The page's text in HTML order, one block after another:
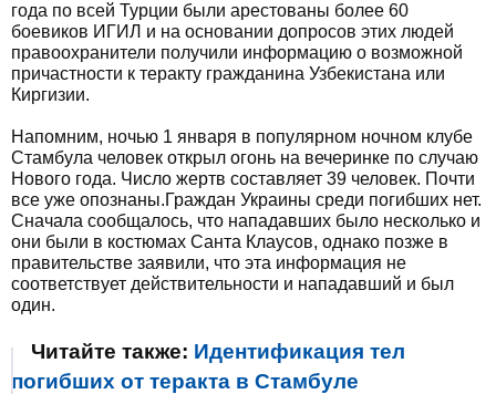
года по всей Турции были арестованы более 60
боевиков ИГИЛ и на основании допросов этих людей
правоохранители получили информацию о возможной
причастности к теракту гражданина Узбекистана или
Киргизии.
Напомним, ночью 1 января в популярном ночном клубе
Стамбула человек открыл огонь на вечеринке по случаю
Нового года. Число жертв составляет 39 человек. Почти
все уже опознаны.Граждан Украины среди погибших нет.
Сначала сообщалось, что нападавших было несколько и
они были в костюмах Санта Клаусов, однако позже в
правительстве заявили, что эта информация не
соответствует действительности и нападавший и был
один.
Читайте также: Идентификация тел
погибших от теракта в Стамбуле